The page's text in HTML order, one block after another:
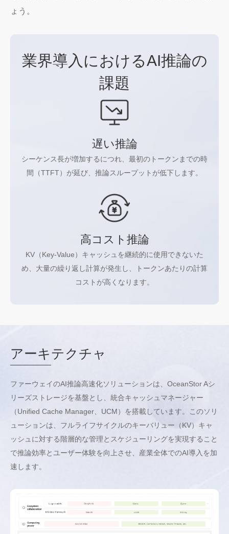
ょう。
業界導入におけるAI推論の
課題
遅い推論
シーケンス長が増加するにつれ、最初のトークンまでの時
間（TTFT）が延び、推論スループットが低下します。
高コスト推論
KV（Key-Value）キャッシュを継続的に使用できないた
め、大量の繰り返し計算が発生し、トークンあたりの計算
コストが高くなります。
アーキテクチャ
ファーウェイのAI推論高速化ソリューションは、OceanStor Aシ
リーズストレージを基盤とし、統合キャッシュマネージャー
（Unified Cache Manager、UCM）を搭載しています。このソリ
ューションは、フルライフサイクルのキーバリュー（KV）キャ
ッシュに対する階層的な管理とスケジューリングを実現すること
で推論効率とユーザー体験を向上させ、産業全体でのAI導入を加
速します。